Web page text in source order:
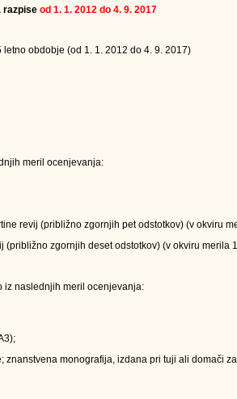
razpise od 1. 1. 2012 do 4. 9. 2017
obdobje (od 1. 1. 2012 do 4. 9. 2017)
meril ocenjevanja:
revij (približno zgornjih pet odstotkov) (v okviru
zgornjih deset odstotkov) (v okviru merila
iz naslednjih meril ocenjevanja:
monografija, izdana pri tuji ali domači